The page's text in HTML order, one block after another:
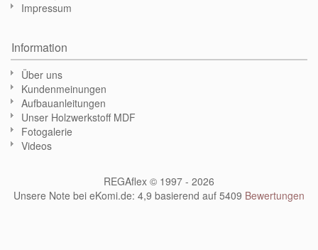
Impressum
Information
Über uns
Kundenmeinungen
Aufbauanleitungen
Unser Holzwerkstoff MDF
Fotogalerie
Videos
REGAflex © 1997 - 2026
Unsere Note bei eKomi.de: 4,9 basierend auf 5409 Bewertungen